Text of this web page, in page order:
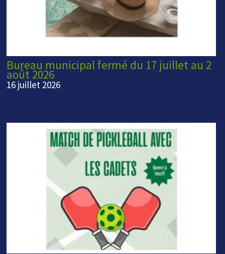
Bureau municipal fermé du 17 juillet au 2
août 2026
16 juillet 2026